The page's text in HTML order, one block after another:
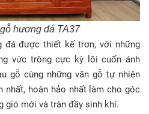
hương đá TA37
đá được thiết kế trơn, với những
vức trông cực kỳ lôi cuốn ánh
gỗ cùng những vân gỗ tự nhiên
nhất, hoàn hảo nhất làm cho góc
gió mới và tràn đầy sinh khí.